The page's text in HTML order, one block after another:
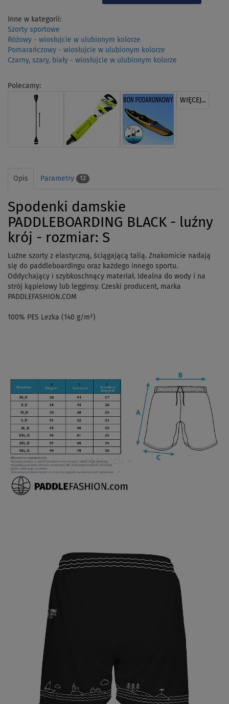
Inne w kategorii:
Szorty sportowe
Różowy - wiosłujcie w ulubionym kolorze
Pomarańczowy - wiosłujcie w ulubionym kolorze
Czarny, szary, biały - wiosłujcie w ulubionym kolorze
Polecamy:
WIĘCEJ...
Opis Parametry 12
Spodenki damskie
PADDLEBOARDING BLACK - luźny
krój - rozmiar: S
Luźne szorty z elastyczną, ściągającą talią. Znakomicie nadają
się do paddleboardingu oraz każdego innego sportu.
Oddychający i szybkoschnący materiał. Idealna do wody i na
strój kąpielowy lub legginsy. Czeski producent, marka
PADDLEFASHION.COM
100% PES Lezka (140 g/m²)